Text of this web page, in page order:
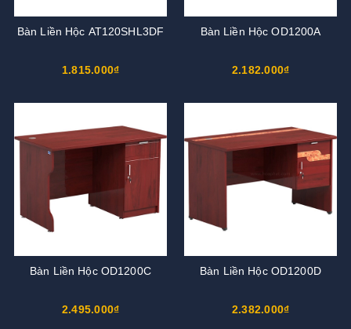
Bàn Liền Hộc AT120SHL3DF
1.815.000₫
Bàn Liền Hộc OD1200A
2.182.000₫
Bàn Liền Hộc OD1200C
2.495.000₫
Bàn Liền Hộc OD1200D
2.382.000₫